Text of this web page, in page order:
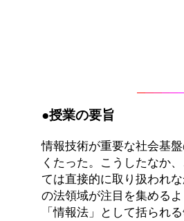
●授業の要旨
情報技術が重要な社会基
くたった。こうしたなか
ては直接的に取り扱われ
の法領域が注目を集める
「情報法」として括られ